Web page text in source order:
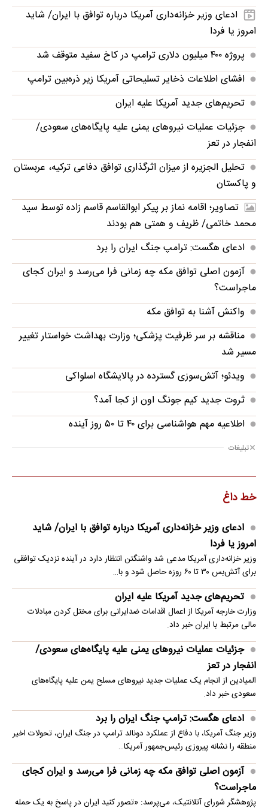
ادعای وزیر خزانه‌داری آمریکا درباره توافق با ایران/ شاید
امروز یا فردا
پروژه ۴۰۰ میلیون دلاری ترامپ در کاخ سفید متوقف شد
افشای اطلاعات ذخایر تسلیحاتی آمریکا زیر ذره‌بین ترامپ
تحریم‌های جدید آمریکا علیه ایران
جزئیات عملیات نیروهای یمنی علیه پایگاه‌های سعودی/
انفجار در تعز
تحلیل الجزیره از میزان اثرگذاری توافق دفاعی ترکیه، عربستان
و پاکستان
تصاویر؛ اقامه نماز بر پیکر ابوالقاسم قاسم زاده توسط سید
محمد خاتمی/ ظریف و همتی هم بودند
ادعای هگست: ترامپ جنگ ایران را برد
آزمون اصلی توافق مکه چه زمانی فرا می‌رسد و ایران کجای
ماجراست؟
واکنش آشنا به توافق مکه
مناقشه بر سر ظرفیت پزشکی؛ وزارت بهداشت خواستار تغییر
مسیر شد
ویدئو؛ آتش‌سوزی گسترده در پالایشگاه اسلواکی
ثروت جدید کیم جونگ اون از کجا آمد؟
اطلاعیه مهم هواشناسی برای ۴۰ تا ۵۰ روز آینده
تبلیغات
خط داغ
ادعای وزیر خزانه‌داری آمریکا درباره توافق با ایران/ شاید
امروز یا فردا
وزیر خزانه‌داری آمریکا مدعی شد واشنگتن انتظار دارد در آینده نزدیک توافقی
برای آتش‌بس ۳۰ تا ۶۰ روزه حاصل شود و با…
تحریم‌های جدید آمریکا علیه ایران
وزارت خارجه آمریکا از اعمال اقدامات ضدایرانی برای مختل کردن مبادلات
مالی مرتبط با ایران خبر داد.
جزئیات عملیات نیروهای یمنی علیه پایگاه‌های سعودی/
انفجار در تعز
المیادین از انجام یک عملیات جدید نیروهای مسلح یمن علیه پایگاه‌های
سعودی خبر داد.
ادعای هگست: ترامپ جنگ ایران را برد
وزیر جنگ آمریکا، با دفاع از عملکرد دونالد ترامپ در جنگ ایران، تحولات اخیر
منطقه را نشانه پیروزی رئیس‌جمهور آمریکا…
آزمون اصلی توافق مکه چه زمانی فرا می‌رسد و ایران کجای
ماجراست؟
پژوهشگر شورای آتلانتیک، می‌پرسد: «تصور کنید ایران در پاسخ به یک حمله